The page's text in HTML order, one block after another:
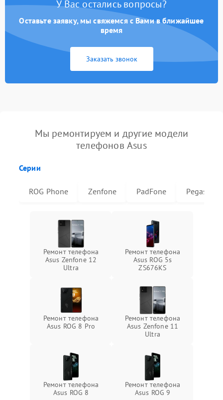
У Вас остались вопросы?
Оставьте заявку, мы свяжемся с Вами в ближайшее
время
Заказать звонок
Мы ремонтируем и другие модели
телефонов Asus
Серии
ROG Phone Zenfone PadFone Pegasus
Ремонт телефона
Asus Zenfone 12
Ultra
Ремонт телефона
Asus ROG 5s
ZS676KS
Ремонт телефона
Asus ROG 8 Pro
Ремонт телефона
Asus Zenfone 11
Ultra
Ремонт телефона
Asus ROG 8
Ремонт телефона
Asus ROG 9